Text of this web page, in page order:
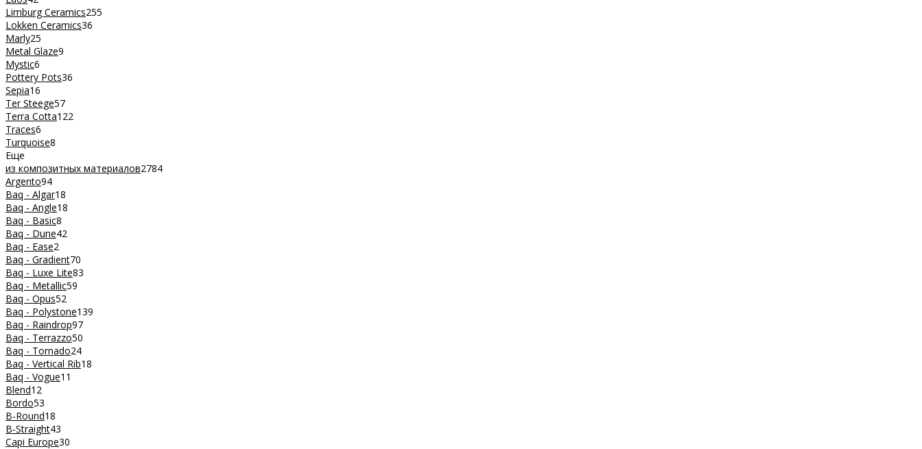
Limburg Ceramics255
Lokken Ceramics36
Marly25
Metal Glaze9
Mystic6
Pottery Pots36
Sepia16
Ter Steege57
Terra Cotta122
Traces6
Turquoise8
Еще
из композитных материалов2784
Argento94
Baq - Algar18
Baq - Angle18
Baq - Basic8
Baq - Dune42
Baq - Ease2
Baq - Gradient70
Baq - Luxe Lite83
Baq - Metallic59
Baq - Opus52
Baq - Polystone139
Baq - Raindrop97
Baq - Terrazzo50
Baq - Tornado24
Baq - Vertical Rib18
Baq - Vogue11
Blend12
Bordo53
B-Round18
B-Straight43
Capi Europe30